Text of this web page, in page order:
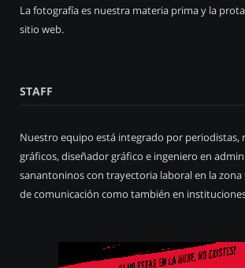
La fotografía es nuestra materia prima y la
sitio web.
STAFF
Nuestro equipo está integrado por periodistas,
gráficos, diseñador gráfico e ingeniero en
sanantoninos con trayectoria laboral en la
de comunicación como también en